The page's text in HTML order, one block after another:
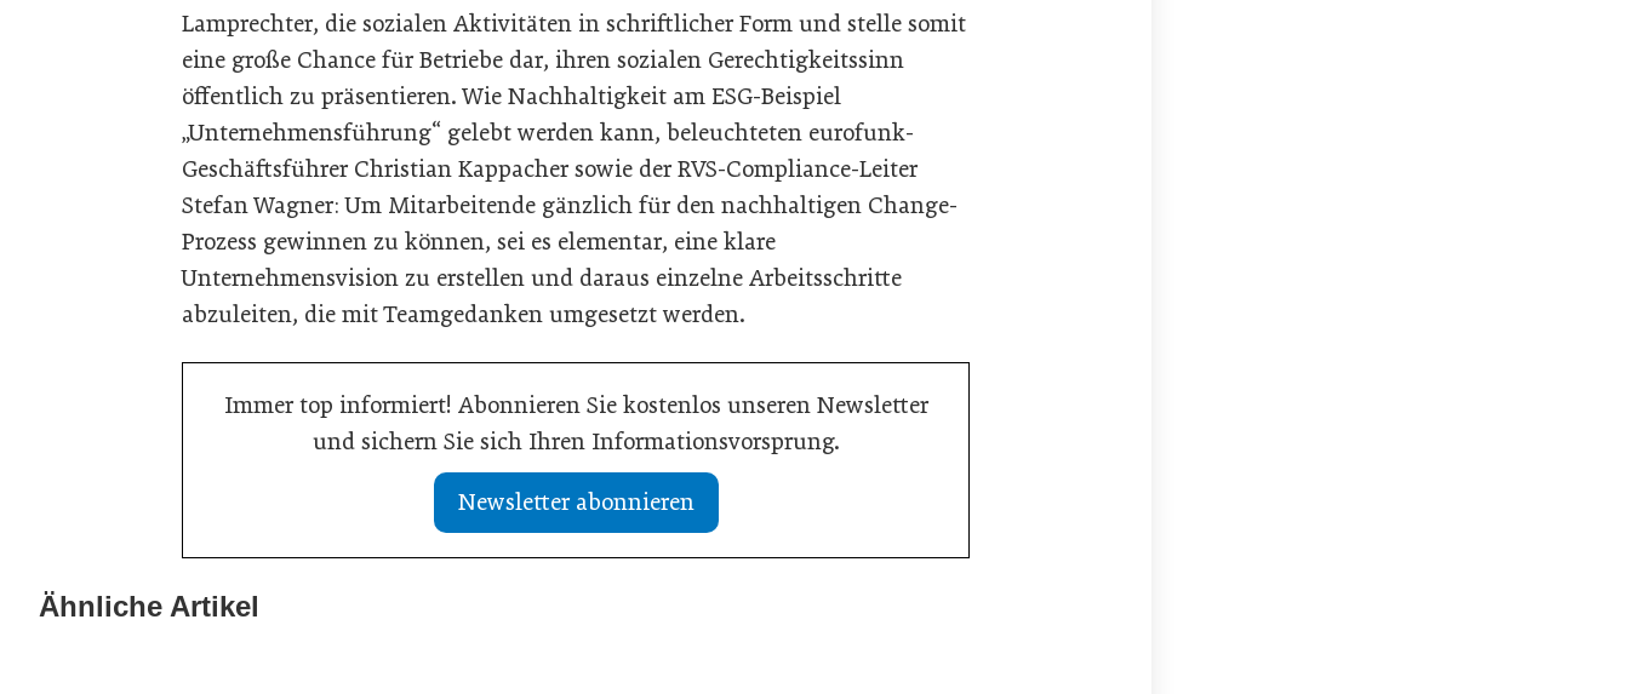
Lamprechter, die sozialen Aktivitäten in schriftlicher Form und stelle somit
eine große Chance für Betriebe dar, ihren sozialen Gerechtigkeitssinn
öffentlich zu präsentieren. Wie Nachhaltigkeit am ESG-Beispiel
„Unternehmensführung“ gelebt werden kann, beleuchteten eurofunk-
Geschäftsführer Christian Kappacher sowie der RVS-Compliance-Leiter
Stefan Wagner: Um Mitarbeitende gänzlich für den nachhaltigen Change-
Prozess gewinnen zu können, sei es elementar, eine klare
Unternehmensvision zu erstellen und daraus einzelne Arbeitsschritte
abzuleiten, die mit Teamgedanken umgesetzt werden.
Immer top informiert! Abonnieren Sie kostenlos unseren Newsletter
und sichern Sie sich Ihren Informationsvorsprung.
Newsletter abonnieren
Ähnliche Artikel
08. Juni 2026
08. Juni 2026 17. März 2026